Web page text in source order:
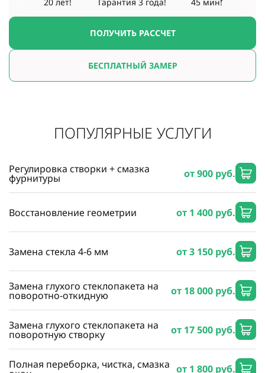
ПОЛУЧИТЬ РАССЧЕТ
БЕСПЛАТНЫЙ ЗАМЕР
ПОПУЛЯРНЫЕ УСЛУГИ
Регулировка створки + смазка
фурнитуры от 900 руб.
Восстановление геометрии от 1 400 руб.
Замена стекла 4-6 мм от 3 150 руб.
Замена глухого стеклопакета на
поворотно-откидную от 18 000 руб.
Замена глухого стеклопакета на
поворотную створку от 17 500 руб.
Полная переборка, чистка, смазка от 1 800 руб.